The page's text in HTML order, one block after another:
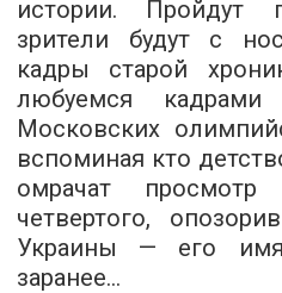
истории. Пройдут
зрители будут с
кадры старой
любуемся
Московских
вспоминая кто
омрачат
четвертого,
Украины — его
заранее…